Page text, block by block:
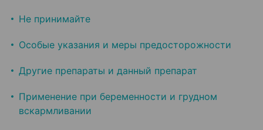
Не принимайте
Особые указания и меры предосторожности
Другие препараты и данный препарат
Применение при беременности и грудном
вскармливании